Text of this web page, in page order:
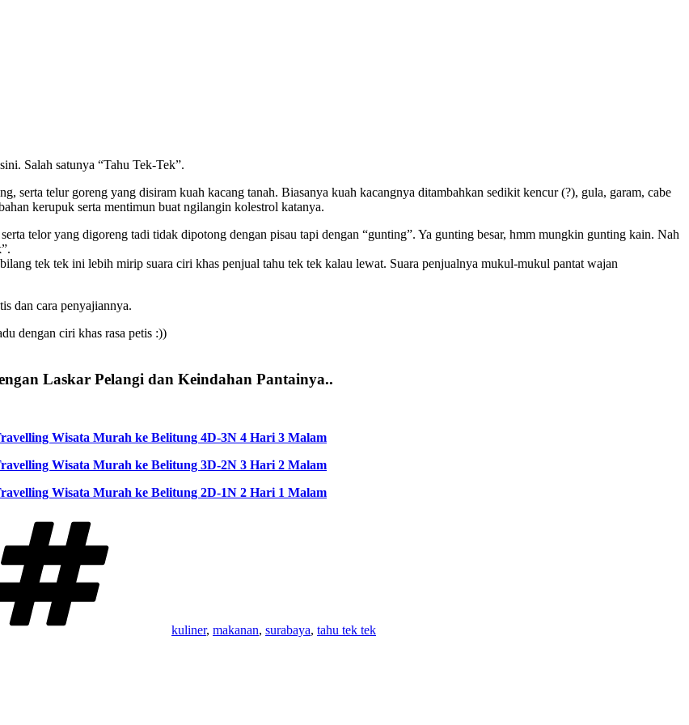
Salah satunya “Tahu Tek-Tek”.
serta telur goreng yang disiram kuah kacang tanah. Biasanya kuah kacangnya ditambahkan sedikit kencur (?), gula, garam, cabe
kerupuk serta mentimun buat ngilangin kolestrol katanya.
telor yang digoreng tadi tidak dipotong dengan pisau tapi dengan “gunting”. Ya gunting besar, hmm mungkin gunting kain. Nah
tek tek ini lebih mirip suara ciri khas penjual tahu tek tek kalau lewat. Suara penjualnya mukul-mukul pantat wajan
dan cara penyajiannya.
dengan ciri khas rasa petis :))
Laskar Pelangi dan Keindahan Pantainya..
Wisata Murah ke Belitung 4D-3N 4 Hari 3 Malam
Wisata Murah ke Belitung 3D-2N 3 Hari 2 Malam
Wisata Murah ke Belitung 2D-1N 2 Hari 1 Malam
kuliner, makanan, surabaya, tahu tek tek